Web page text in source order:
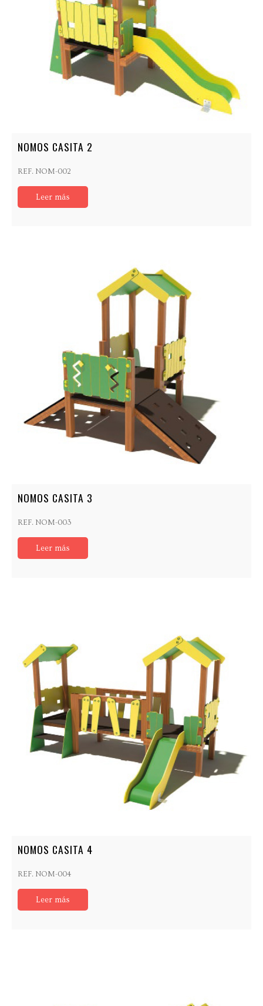
NOMOS CASITA 2
REF. NOM-002
Leer más
NOMOS CASITA 3
REF. NOM-003
Leer más
NOMOS CASITA 4
REF. NOM-004
Leer más